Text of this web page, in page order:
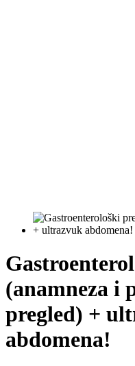
(anamneza i
pregled) +
abdomena!